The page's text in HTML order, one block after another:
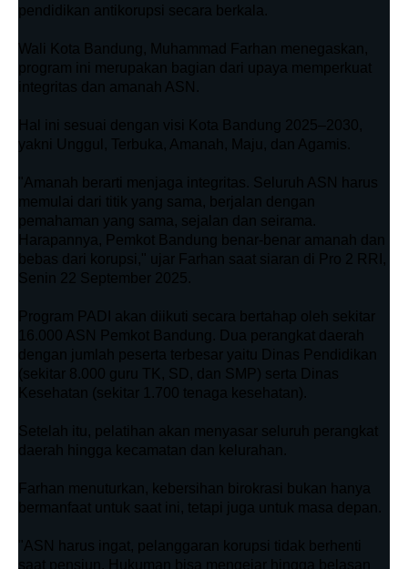
pendidikan antikorupsi secara berkala.
Wali Kota Bandung, Muhammad Farhan menegaskan,
program ini merupakan bagian dari upaya memperkuat
integritas dan amanah ASN.
Hal ini sesuai dengan visi Kota Bandung 2025–2030,
yakni Unggul, Terbuka, Amanah, Maju, dan Agamis.
"Amanah berarti menjaga integritas. Seluruh ASN harus
memulai dari titik yang sama, berjalan dengan
pemahaman yang sama, sejalan dan seirama.
Harapannya, Pemkot Bandung benar-benar amanah dan
bebas dari korupsi," ujar Farhan saat siaran di Pro 2 RRI,
Senin 22 September 2025.
Program PADI akan diikuti secara bertahap oleh sekitar
16.000 ASN Pemkot Bandung. Dua perangkat daerah
dengan jumlah peserta terbesar yaitu Dinas Pendidikan
(sekitar 8.000 guru TK, SD, dan SMP) serta Dinas
Kesehatan (sekitar 1.700 tenaga kesehatan).
Setelah itu, pelatihan akan menyasar seluruh perangkat
daerah hingga kecamatan dan kelurahan.
Farhan menuturkan, kebersihan birokrasi bukan hanya
bermanfaat untuk saat ini, tetapi juga untuk masa depan.
"ASN harus ingat, pelanggaran korupsi tidak berhenti
saat pensiun. Hukuman bisa mengejar hingga belasan